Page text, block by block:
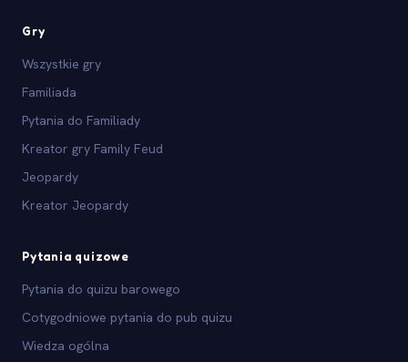
Gry
Wszystkie gry
Familiada
Pytania do Familiady
Kreator gry Family Feud
Jeopardy
Kreator Jeopardy
Pytania quizowe
Pytania do quizu barowego
Cotygodniowe pytania do pub quizu
Wiedza ogólna